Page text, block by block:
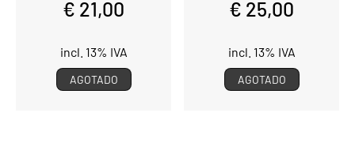
€ 21,00
incl. 13% IVA
AGOTADO
€ 25,00
incl. 13% IVA
AGOTADO